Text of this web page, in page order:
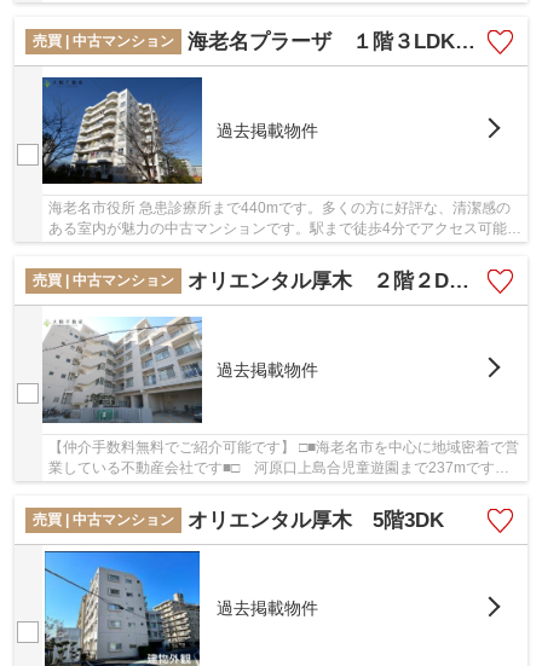
売買 | 中古マンション
海老名プラーザ １階３LDK リフォーム済み
過去掲載物件
海老名市役所 急患診療所まで440mです。多くの方に好評な、清潔感の
ある室内が魅力の中古マンションです。駅まで徒歩4分でアクセス可能
売買 | 中古マンション
オリエンタル厚木 ２階２DK リフォーム済み 【仲介手数料無料】
過去掲載物件
【仲介手数料無料でご紹介可能です】 □■海老名市を中心に地域密着で営
業している不動産会社です■□ 河原口上島合児童遊園まで237mです。
売買 | 中古マンション
オリエンタル厚木 5階3DK
過去掲載物件